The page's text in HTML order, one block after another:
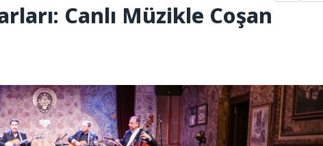
Canlı Müzikle Coşan